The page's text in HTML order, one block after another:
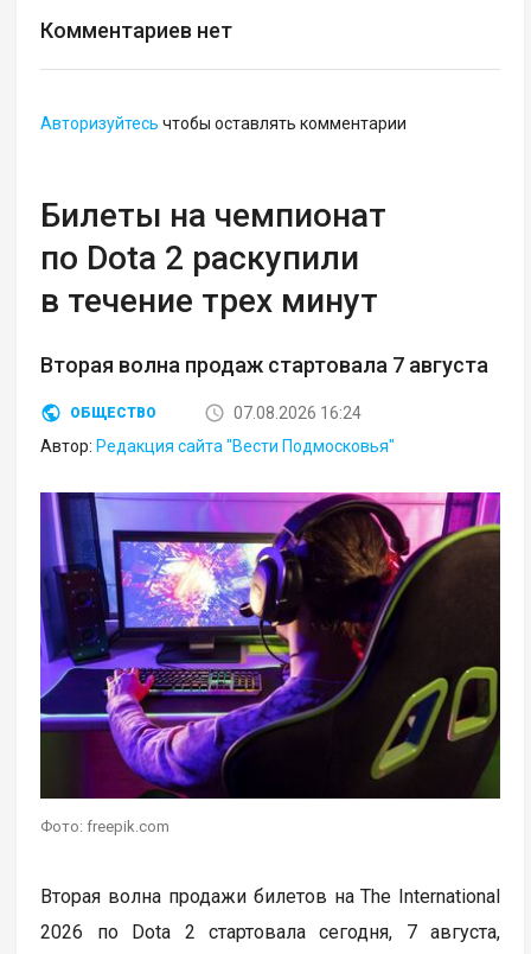
Комментариев нет
Авторизуйтесь чтобы оставлять комментарии
Билеты на чемпионат
по Dota 2 раскупили
в течение трех минут
Вторая волна продаж стартовала 7 августа
ОБЩЕСТВО
07.08.2026 16:24
Автор: Редакция сайта "Вести Подмосковья"
Фото: freepik.com
Вторая волна продажи билетов на The International
2026 по Dota 2 стартовала сегодня, 7 августа,